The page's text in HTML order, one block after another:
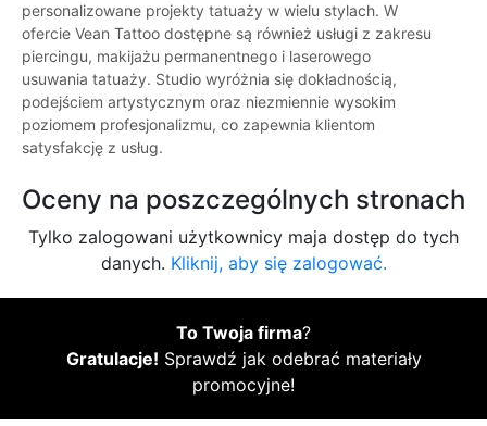
personalizowane projekty tatuaży w wielu stylach. W
ofercie Vean Tattoo dostępne są również usługi z zakresu
piercingu, makijażu permanentnego i laserowego
usuwania tatuaży. Studio wyróżnia się dokładnością,
podejściem artystycznym oraz niezmiennie wysokim
poziomem profesjonalizmu, co zapewnia klientom
satysfakcję z usług.
Oceny na poszczególnych stronach
Tylko zalogowani użytkownicy maja dostęp do tych
danych. Kliknij, aby się zalogować.
To Twoja firma?
Gratulacje! Sprawdź jak odebrać materiały
promocyjne!